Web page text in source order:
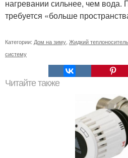
нагревании сильнее, чем вода.
требуется «больше
Категории: Дом на зиму Жидкий теплоноситель
систему
Читайте также